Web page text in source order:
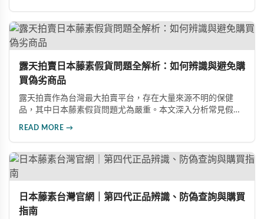
服用频率，注意饮食禁忌。建议配合适度运动、均衡饮食和充
足睡眠等健康生活方式。
露天拍賣日本藤素假貨問題全解析：如何辨識與避免購
買偽劣商品
露天拍賣作為台灣最大拍賣平台，存在大量來源不明的保健
品，其中日本藤素假貨問題尤為嚴重。本文深入分析常見假貨
身權益與健康。
READ MORE →
日本藤素台灣官網｜第四代正品辨識、防偽查詢與購買
指南